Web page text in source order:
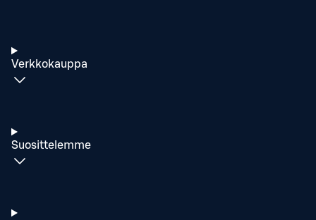
Verkkokauppa
Suosittelemme